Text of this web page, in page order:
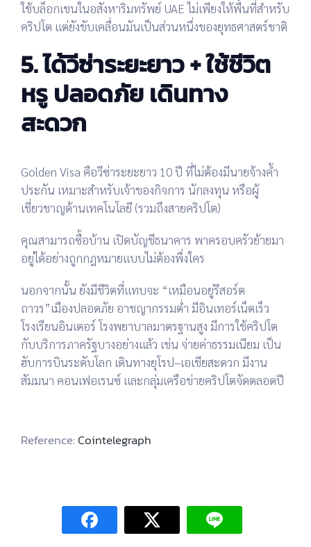
ใช้บล็อกเชนในอสังหาริมทรัพย์ UAE ไม่เพียงให้พื้นที่สำหรับ
คริปโต แต่ยังขับเคลื่อนมันเป็นส่วนหนึ่งของยุทธศาสตร์ชาติ
5. ได้วีซ่าระยะยาว + ใช้ชีวิต
หรู ปลอดภัย เดินทาง
สะดวก
Golden Visa คือวีซ่าระยะยาว 10 ปี ที่ไม่ต้องมีนายจ้างค้ำ
ประกัน เหมาะสำหรับเจ้าของกิจการ นักลงทุน หรือผู้
เชี่ยวชาญด้านเทคโนโลยี (รวมถึงสายคริปโต)
คุณสามารถซื้อบ้าน เปิดบัญชีธนาคาร พาครอบครัวย้ายมา
อยู่ได้อย่างถูกกฎหมายแบบไม่ต้องพึ่งใคร
นอกจากนั้น ยังมีชีวิตที่แทบจะ “เหมือนอยู่รีสอร์ต
ถาวร”เมืองปลอดภัย อาชญากรรมต่ำ มีอินเทอร์เน็ตเร็ว
โรงเรียนอินเตอร์ โรงพยาบาลมาตรฐานสูง มีการใช้คริปโต
กับบริการภาครัฐบางอย่างแล้ว เช่น จ่ายค่าธรรมเนียม เป็น
ฮับการบินระดับโลก เดินทางยุโรป–เอเชียสะดวก มีงาน
สัมมนา คอนเฟอเรนซ์ และกลุ่มเครือข่ายคริปโตจัดตลอดปี
Reference:Cointelegraph